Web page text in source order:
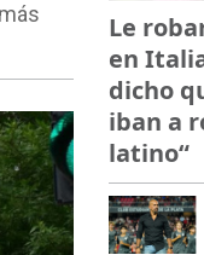
Le
en
dicho
iban a
latino“